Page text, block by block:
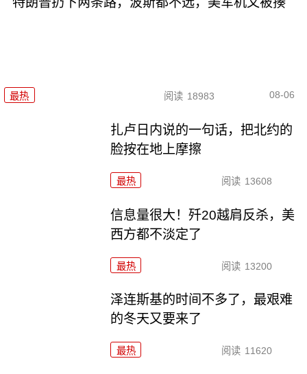
最热 阅读 18983 08-06
扎卢日内说的一句话，把北约的
脸按在地上摩擦
最热 阅读 13608
信息量很大！歼20越肩反杀，美
西方都不淡定了
最热 阅读 13200
泽连斯基的时间不多了，最艰难
的冬天又要来了
最热 阅读 11620